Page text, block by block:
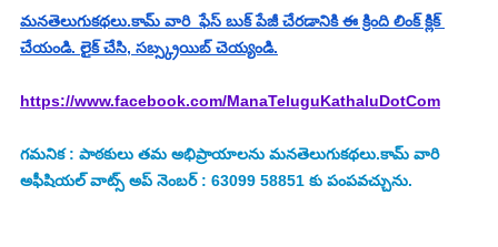
మనతెలుగుకథలు.కామ్ వారి  ఫేస్ బుక్ పేజీ చేరడానికి ఈ క్రింది లింక్ క్లిక్
చేయండి. లైక్ చేసి, సబ్స్క్రయిబ్ చెయ్యండి.
https://www.facebook.com/ManaTeluguKathaluDotCom
గమనిక : పాఠకులు తమ అభిప్రాయాలను మనతెలుగుకథలు.కామ్ వారి
అఫీషియల్ వాట్స్ అప్ నెంబర్ : 63099 58851 కు పంపవచ్చును.